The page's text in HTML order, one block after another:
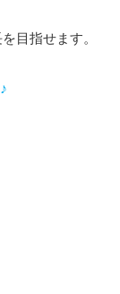
目指せます。